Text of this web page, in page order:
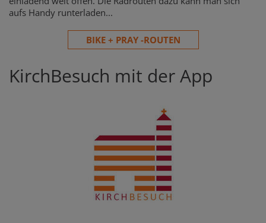
aufs Handy runterladen...
BIKE + PRAY -ROUTEN
KirchBesuch mit der App